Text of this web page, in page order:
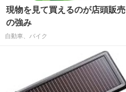
現物を見て買えるのが店頭販売
の強み
自動車、バイク